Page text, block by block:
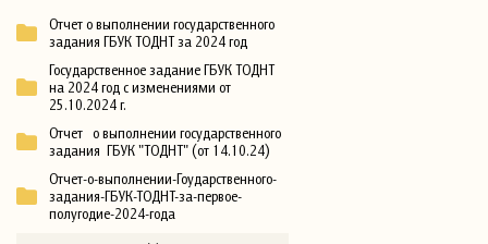
Отчет о выполнении государственного
задания ГБУК ТОДНТ за 2024 год
Государственное задание ГБУК ТОДНТ
на 2024 год с изменениями от
25.10.2024 г.
Отчет о выполнении государственного
задания ГБУК "ТОДНТ" (от 14.10.24)
Отчет-о-выполнении-Гоударственного-
задания-ГБУК-ТОДНТ-за-первое-
полугодие-2024-года